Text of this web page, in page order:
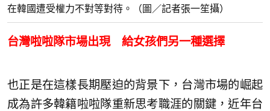
在韓國遭受權力不對等對待。（圖／記者張一笙攝）
台灣啦啦隊市場出現 給女孩們另一種選擇
也正是在這樣長期壓迫的背景下，台灣市場的崛起
成為許多韓籍啦啦隊重新思考職涯的關鍵，近年台